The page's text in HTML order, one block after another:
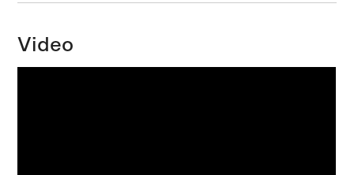
Video